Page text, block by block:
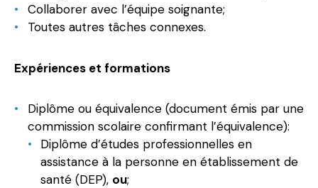
Collaborer avec l’équipe soignante;
Toutes autres tâches connexes.
Expériences et formations
Diplôme ou équivalence (document émis par une
commission scolaire confirmant l’équivalence):
Diplôme d’études professionnelles en
assistance à la personne en établissement de
santé (DEP), ou;